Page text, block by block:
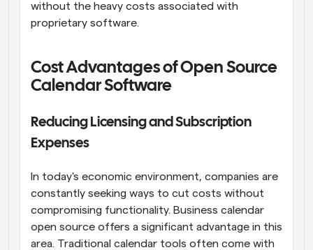
without the heavy costs associated with
proprietary software.
Cost Advantages of Open Source
Calendar Software
Reducing Licensing and Subscription
Expenses
In today's economic environment, companies are
constantly seeking ways to cut costs without
compromising functionality. Business calendar
open source offers a significant advantage in this
area. Traditional calendar tools often come with